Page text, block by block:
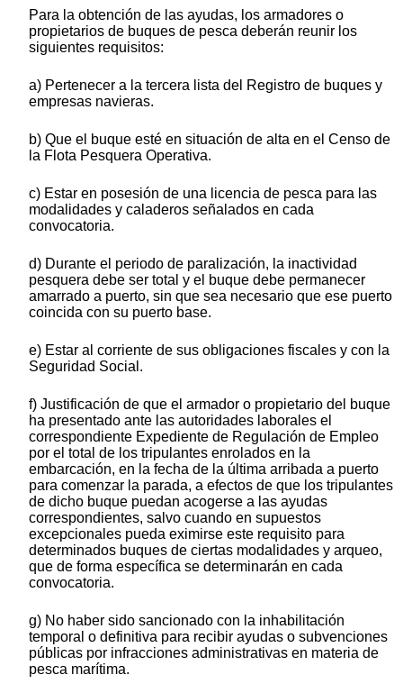
Para la obtención de las ayudas, los armadores o
propietarios de buques de pesca deberán reunir los
siguientes requisitos:
a) Pertenecer a la tercera lista del Registro de buques y
empresas navieras.
b) Que el buque esté en situación de alta en el Censo de
la Flota Pesquera Operativa.
c) Estar en posesión de una licencia de pesca para las
modalidades y caladeros señalados en cada
convocatoria.
d) Durante el periodo de paralización, la inactividad
pesquera debe ser total y el buque debe permanecer
amarrado a puerto, sin que sea necesario que ese puerto
coincida con su puerto base.
e) Estar al corriente de sus obligaciones fiscales y con la
Seguridad Social.
f) Justificación de que el armador o propietario del buque
ha presentado ante las autoridades laborales el
correspondiente Expediente de Regulación de Empleo
por el total de los tripulantes enrolados en la
embarcación, en la fecha de la última arribada a puerto
para comenzar la parada, a efectos de que los tripulantes
de dicho buque puedan acogerse a las ayudas
correspondientes, salvo cuando en supuestos
excepcionales pueda eximirse este requisito para
determinados buques de ciertas modalidades y arqueo,
que de forma específica se determinarán en cada
convocatoria.
g) No haber sido sancionado con la inhabilitación
temporal o definitiva para recibir ayudas o subvenciones
públicas por infracciones administrativas en materia de
pesca marítima.